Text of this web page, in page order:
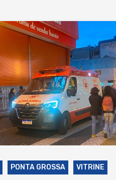
PONTA GROSSA VITRINE